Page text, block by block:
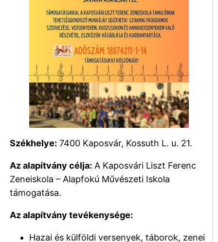
Székhelye: 7400 Kaposvár, Kossuth L. u. 21.
Az alapítvány célja: A Kaposvári Liszt Ferenc
Zeneiskola – Alapfokú Művészeti Iskola
támogatása.
Az alapítvány tevékenysége:
Hazai és külföldi versenyek, táborok, zenei